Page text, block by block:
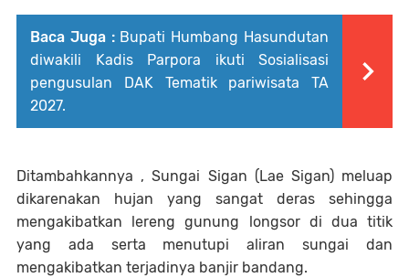
Baca Juga : Bupati Humbang Hasundutan
diwakili Kadis Parpora ikuti Sosialisasi
pengusulan DAK Tematik pariwisata TA
2027.
Ditambahkannya , Sungai Sigan (Lae Sigan) meluap
dikarenakan hujan yang sangat deras sehingga
mengakibatkan lereng gunung longsor di dua titik
yang ada serta menutupi aliran sungai dan
mengakibatkan terjadinya banjir bandang.